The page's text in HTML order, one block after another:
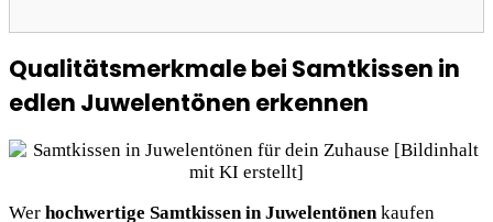
Qualitätsmerkmale bei Samtkissen in
edlen Juwelentönen erkennen
Wer hochwertige Samtkissen in Juwelentönen kaufen